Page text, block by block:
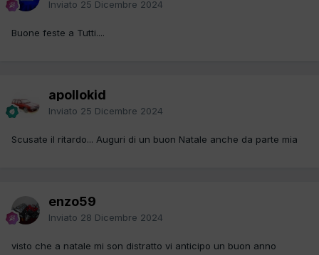
Inviato 25 Dicembre 2024
Buone feste a Tutti....
apollokid
Inviato 25 Dicembre 2024
Scusate il ritardo... Auguri di un buon Natale anche da parte mia
enzo59
Inviato 28 Dicembre 2024
visto che a natale mi son distratto vi anticipo un buon anno